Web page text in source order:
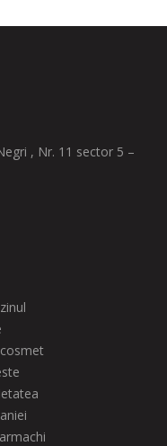
, Nr. 11 sector 5 –